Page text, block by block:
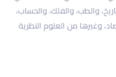
والطب، والفلك، والحساب،
وغيرها من العلوم النظرية